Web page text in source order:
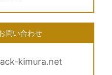
問い合わせ
kimura.net